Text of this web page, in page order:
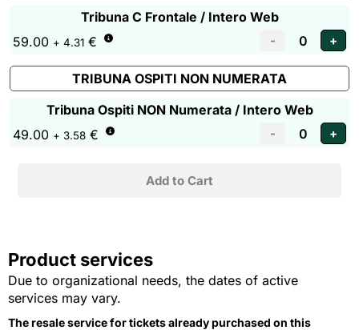
Tribuna C Frontale / Intero Web
59.00 + 4.31 €
TRIBUNA OSPITI NON NUMERATA
Tribuna Ospiti NON Numerata / Intero Web
49.00 + 3.58 €
Product services
Due to organizational needs, the dates of active
services may vary.
The resale service for tickets already purchased on this